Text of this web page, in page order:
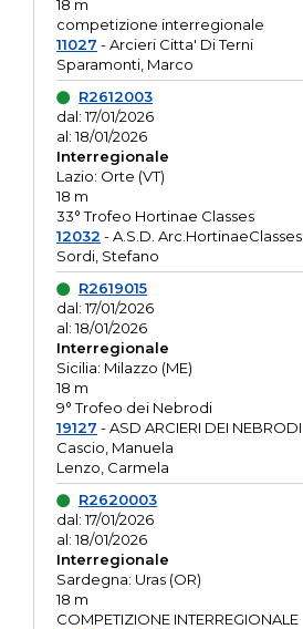
18 m
competizione interregionale
11027 - Arcieri Citta' Di Terni
Sparamonti, Marco
R2612003
dal: 17/01/2026
al: 18/01/2026
Interregionale
Lazio: Orte (VT)
18 m
33° Trofeo Hortinae Classes
12032 - A.S.D. Arc.HortinaeClasses
Sordi, Stefano
R2619015
dal: 17/01/2026
al: 18/01/2026
Interregionale
Sicilia: Milazzo (ME)
18 m
9° Trofeo dei Nebrodi
19127 - ASD ARCIERI DEI NEBRODI
Cascio, Manuela
Lenzo, Carmela
R2620003
dal: 17/01/2026
al: 18/01/2026
Interregionale
Sardegna: Uras (OR)
18 m
COMPETIZIONE INTERREGIONALE